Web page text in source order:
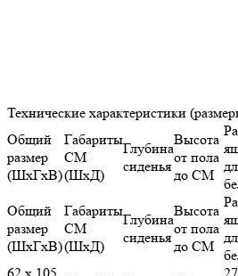
Технические характеристики
Общий
размер
(ШхГхВ)
Габариты
СМ
(ШхД)
Глубина
сиденья
Высота
от пола
до СМ
Общий
размер
(ШхГхВ)
Габариты
СМ
(ШхД)
Глубина
сиденья
Высота
от пола
до СМ